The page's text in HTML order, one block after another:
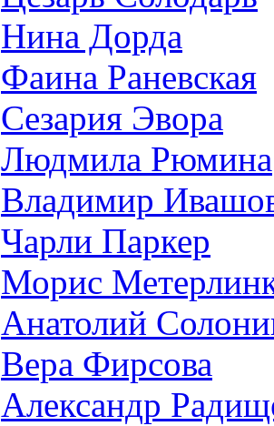
Нина Дорда
Фаина Раневская
Сезария Эвора
Людмила Рюмина
Владимир
Чарли Паркер
Морис
Анатолий
Вера Фирсова
Александр